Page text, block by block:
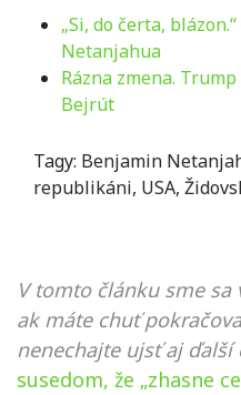
„Si, do čerta,
Netanjahua
Rázna zmena.
Bejrút
Tagy: Benjamin
republikáni, USA,
V tomto článku sme
ak máte chuť
nenechajte ujsť aj ďalší
susedom, že „zhasne